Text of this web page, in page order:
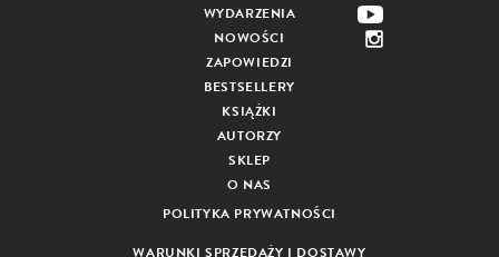
WYDARZENIA
NOWOŚCI
ZAPOWIEDZI
BESTSELLERY
KSIĄŻKI
AUTORZY
SKLEP
O NAS
POLITYKA PRYWATNOŚCI
WARUNKI SPRZEDAŻY I DOSTAWY